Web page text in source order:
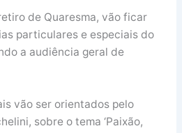
de Quaresma, vão ficar
particulares e especiais do
a audiência geral de
vão ser orientados pelo
sobre o tema ‘Paixão,